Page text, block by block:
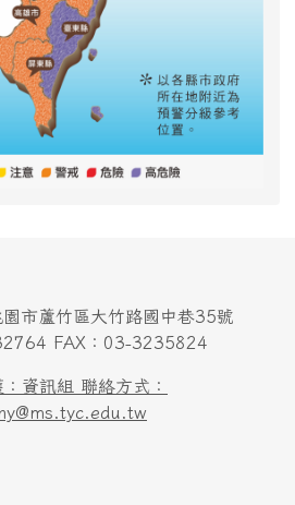
市蘆竹區大竹路國中巷35號
FAX：03-3235824
資訊組 聯絡方式：